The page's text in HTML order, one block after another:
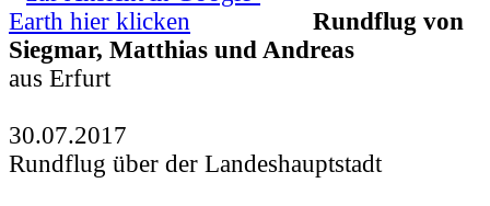
Rundflug von
Siegmar, Matthias und Andreas
aus Erfurt
30.07.2017
Rundflug über der Landeshauptstadt